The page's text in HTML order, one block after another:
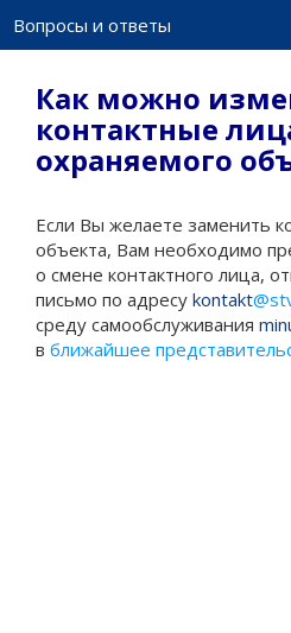
Вопросы и ответы
Как можно
контактные
охраняемого
Если Вы желаете заменить
объекта, Вам необходимо
о смене контактного лица,
письмо по адресу kontakt
среду самообслуживания
в ближайшее